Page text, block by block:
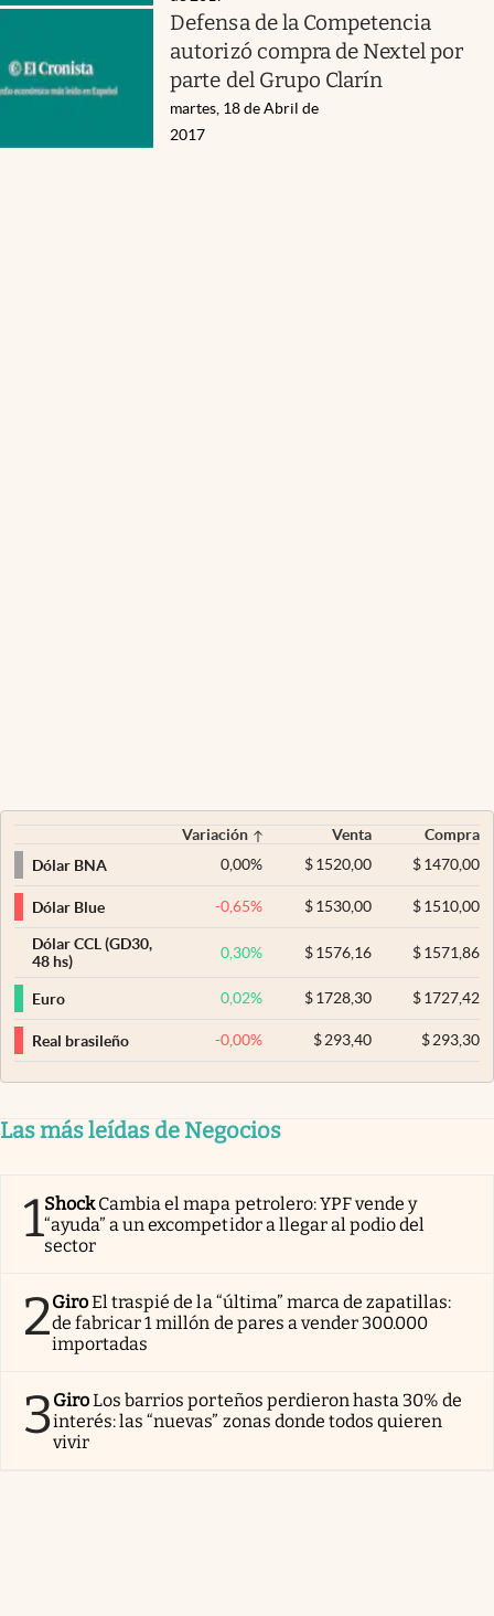
Defensa de la Competencia
autorizó compra de Nextel por
parte del Grupo Clarín
martes, 18 de Abril de
2017
Variación Venta
Compra
Dólar BNA
0,00% $ 1520,00 $1470,00
Dólar Blue -0,65% $ 1530,00 $1510,00
Dólar CCL (GD30,
48 hs)
0,30% $ 1576,16 $1571,86
Euro 0,02% $ 1728,30 $1727,42
Real brasileño -0,00% $293,40 $293,30
Las más leídas de Negocios
1Shock Cambia el mapa petrolero: YPF vende y
“ayuda” a un excompetidor a llegar al podio del
sector
2GiroEl traspié de la “última” marca de zapatillas:
de fabricar 1 millón de pares a vender 300.000
importadas
3GiroLos barrios porteños perdieron hasta 30% de
interés: las “nuevas” zonas donde todos quieren
vivir